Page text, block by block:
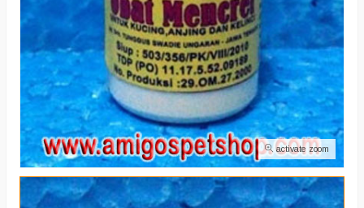
activate zoom